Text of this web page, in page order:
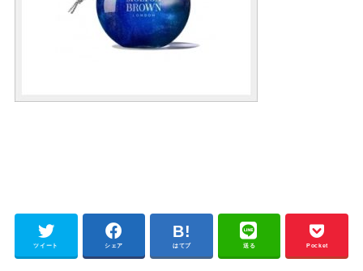
ツイート シェア はてブ 送る Pocket